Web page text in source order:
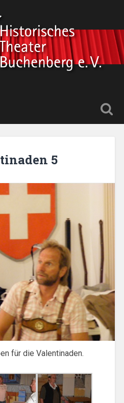
5
für die Valentinaden.